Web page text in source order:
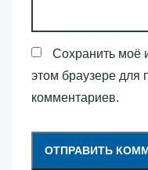
Сохранить моё
этом браузере
комментариев.